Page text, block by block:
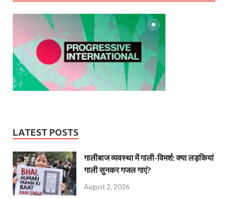
LATEST POSTS
गालीबाज व्‍यवस्‍था में गाली-विमर्श: क्या लड़कियां
गाली सुनकर गजल गाएं?
August 2, 2026